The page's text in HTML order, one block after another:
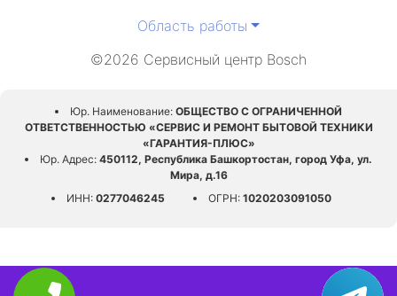
Область работы
©2026 Сервисный центр Bosch
Юр. Наименование: ОБЩЕСТВО С ОГРАНИЧЕННОЙ
ОТВЕТСТВЕННОСТЬЮ «СЕРВИС И РЕМОНТ БЫТОВОЙ ТЕХНИКИ
«ГАРАНТИЯ-ПЛЮС»
Юр. Адрес: 450112, Республика Башкортостан, город Уфа, ул.
Мира, д.16
ИНН: 0277046245 ОГРН: 1020203091050